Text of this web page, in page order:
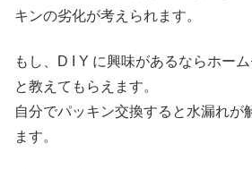
キンの劣化が考えられます。
もし、D I Y に興味があるならホー
と教えてもらえます。
自分でパッキン交換すると水漏れが
ます。